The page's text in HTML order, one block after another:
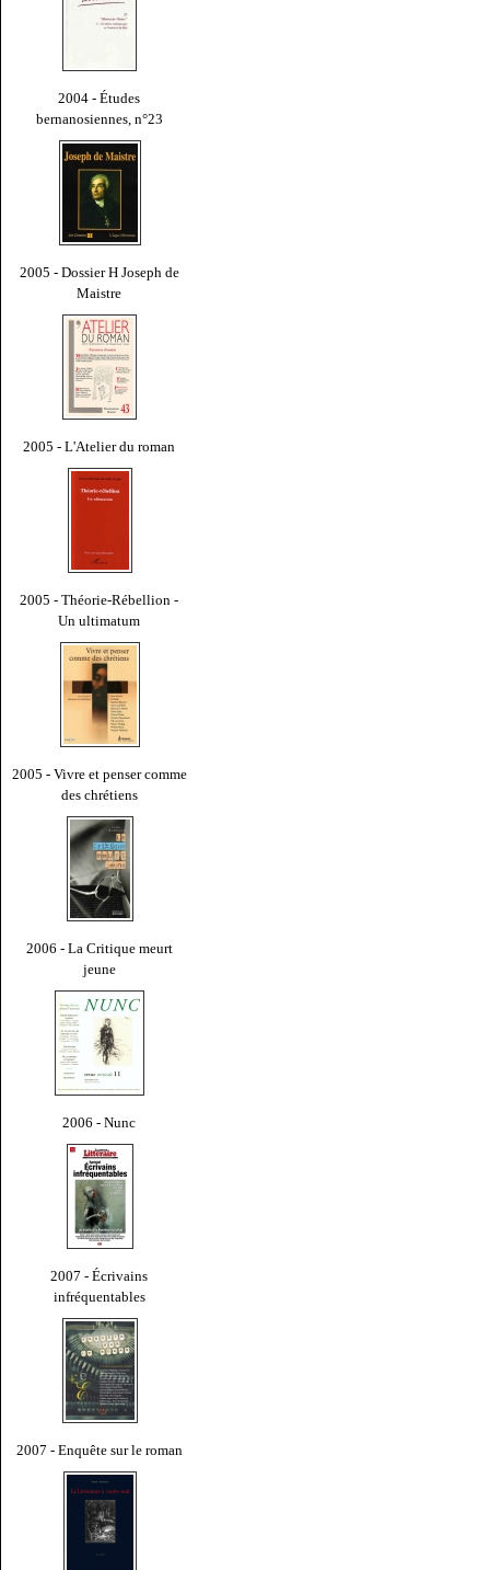
2004 - Études
bernanosiennes, n°23
2005 - Dossier H Joseph de
Maistre
2005 - L'Atelier du roman
2005 - Théorie-Rébellion -
Un ultimatum
2005 - Vivre et penser comme
des chrétiens
2006 - La Critique meurt
jeune
2006 - Nunc
2007 - Écrivains
infréquentables
2007 - Enquête sur le roman